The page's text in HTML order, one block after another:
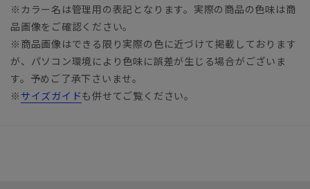
※カラー名は管理用の表記となります。実際の商品の色味は商
品画像をご確認ください。
※商品画像はできる限り実際の色に近づけて掲載しております
が、パソコン環境により色味に誤差が生じる場合がございま
す。予めご了承下さいませ。
※ サイズガイドも併せてご覧ください。